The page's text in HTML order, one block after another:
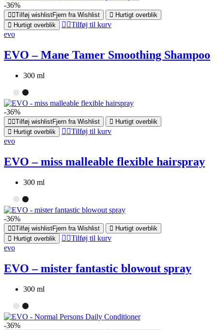
-36%
Tilføj wishlistFjern fra Wishlist
Hurtigt overblik
Hurtigt overblik
Tilføj til kurv
evo
EVO – Mane Tamer Smoothing Shampoo
300 ml
-36%
Tilføj wishlistFjern fra Wishlist
Hurtigt overblik
Hurtigt overblik
Tilføj til kurv
evo
EVO – miss malleable flexible hairspray
300 ml
-36%
Tilføj wishlistFjern fra Wishlist
Hurtigt overblik
Hurtigt overblik
Tilføj til kurv
evo
EVO – mister fantastic blowout spray
300 ml
-36%